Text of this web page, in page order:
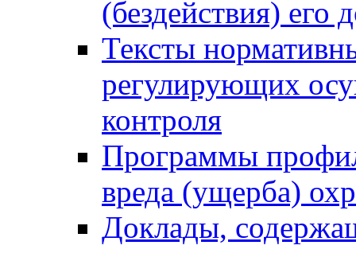
(бездействия)
Тексты
регулирующих
контроля
Программы
вреда (ущерба)
Доклады,